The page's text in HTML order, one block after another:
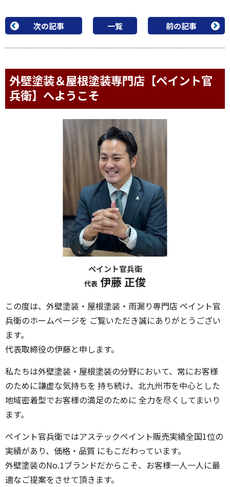
次の記事 一覧 前の記事
外壁塗装＆屋根塗装専門店【ペイント官
兵衛】へようこそ
ペイント官兵衛
代表 伊藤 正俊
この度は、外壁塗装・屋根塗装・雨漏り専門店 ペイント官
兵衛のホームページを ご覧いただき誠にありがとうござい
ます。
代表取締役の伊藤と申します。
私たちは外壁塗装・屋根塗装の分野において、常にお客様
のために謙虚な気持ちを 持ち続け、北九州市を中心とした
地域密着型でお客様の満足のために 全力を尽くしてまいり
ます。
ペイント官兵衛ではアステックペイント販売実績全国1位の
実績があり、価格・品質 にもこだわっています。
外壁塗装のNo.1ブランドだからこそ、お客様一人一人に最
適なご提案をさせて頂きます。